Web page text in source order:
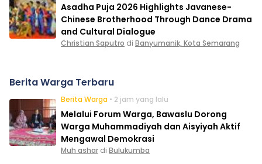
Asadha Puja 2026 Highlights Javanese-
Chinese Brotherhood Through Dance Drama
and Cultural Dialogue
Christian Saputro di Banyumanik, Kota Semarang
Berita Warga Terbaru
Berita Warga • 2 jam yang lalu
Melalui Forum Warga, Bawaslu Dorong
Warga Muhammadiyah dan Aisyiyah Aktif
Mengawal Demokrasi
Muh ashar di Bulukumba